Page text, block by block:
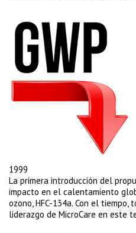
1999
La primera introducción del
impacto en el calentamiento
ozono, HFC-134a. Con el
liderazgo de MicroCare en este